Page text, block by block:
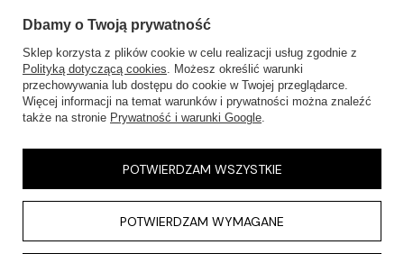
Dbamy o Twoją prywatność
Sklep korzysta z plików cookie w celu realizacji usług zgodnie z
Polityką dotyczącą cookies. Możesz określić warunki
przechowywania lub dostępu do cookie w Twojej przeglądarce.
Więcej informacji na temat warunków i prywatności można znaleźć
także na stronie Prywatność i warunki Google.
POTWIERDZAM WYMAGANE
POTWIERDZAM WSZYSTKIE